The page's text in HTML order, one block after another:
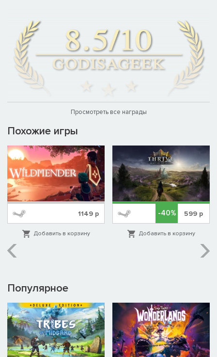
Просмотреть все награды
Похожие игры
1149 р
Добавить в корзину
-40% 599 р
Добавить в корзину
Популярное